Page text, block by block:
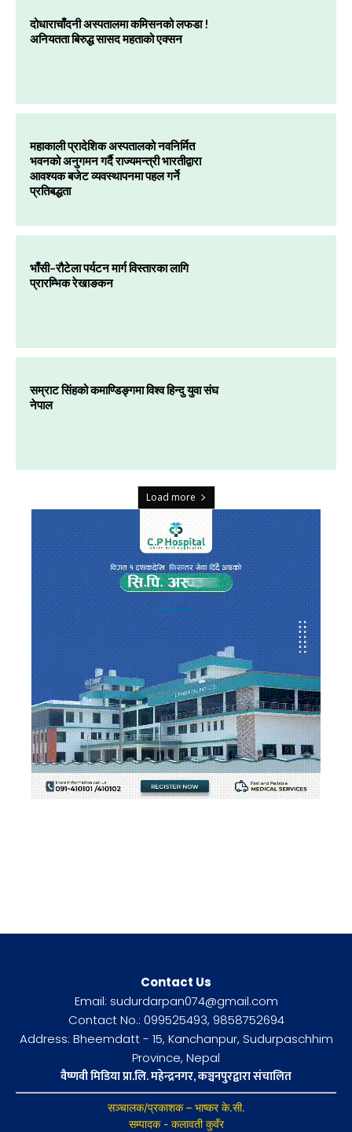
दोधाराचाँदनी अस्पतालमा कमिसनको लफडा !
अनियतता बिरुद्ध सासद महताको एक्सन
महाकाली प्रादेशिक अस्पतालको नवनिर्मित
भवनको अनुगमन गर्दै राज्यमन्त्री भारतीद्वारा
आवश्यक बजेट व्यवस्थापनमा पहल गर्ने
प्रतिबद्धता
भाँसी–रौटेला पर्यटन मार्ग विस्तारका लागि
प्रारम्भिक रेखाङकन
सम्राट सिंहको कमाण्डिङ्गमा विश्व हिन्दु युवा संघ
नेपाल
Load more
Contact Us
Email: sudurdarpan074@gmail.com
Contact No.: 099525493, 9858752694
Address: Bheemdatt - 15, Kanchanpur, Sudurpaschhim
Province, Nepal
वैष्णवी मिडिया प्रा.लि. महेन्द्रनगर, कञ्चनपुरद्वारा संचालित
सञ्चालक/प्रकाशक – भाष्कर के.सी.
सम्पादक - कलावती कुवँर